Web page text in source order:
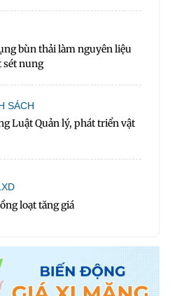
bùn thải làm nguyên liệu
sét nung
SÁCH
Luật Quản lý, phát triển vật
loạt tăng giá